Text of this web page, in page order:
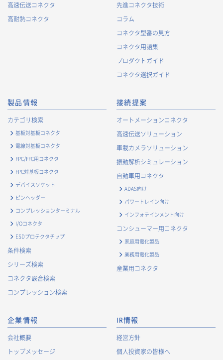
高速伝送コネクタ
高耐熱コネクタ
先進コネクタ技術
コラム
コネクタ型番の見方
コネクタ用語集
プロダクトガイド
コネクタ選択ガイド
製品情報
カテゴリ検索
基板対基板コネクタ
電線対基板コネクタ
FPC/FFC用コネクタ
FPC対基板コネクタ
デバイスソケット
ピンヘッダー
コンプレッションターミナル
I/Oコネクタ
ESDプロテクタチップ
条件検索
シリーズ検索
コネクタ嵌合検索
コンプレッション検索
接続提案
オートメーションコネクタ
高速伝送ソリューション
車載カメラソリューション
振動解析シミュレーション
自動車用コネクタ
ADAS向け
パワートレイン向け
インフォテインメント向け
コンシューマー用コネクタ
家庭用電化製品
業務用電化製品
産業用コネクタ
企業情報
会社概要
トップメッセージ
IR情報
経営方針
個人投資家の皆様へ